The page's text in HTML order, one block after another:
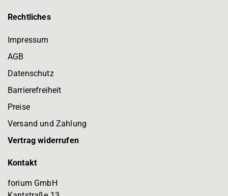
Rechtliches
Impressum
AGB
Datenschutz
Barrierefreiheit
Preise
Versand und Zahlung
Vertrag widerrufen
Kontakt
forium GmbH